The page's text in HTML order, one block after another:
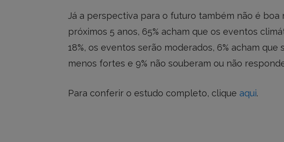
Já a perspectiva para o futuro também não é boa
próximos 5 anos, 65% acham que os eventos
18%, os eventos serão moderados, 6% acham que
menos fortes e 9% não souberam ou não
Para conferir o estudo completo, clique aqui.